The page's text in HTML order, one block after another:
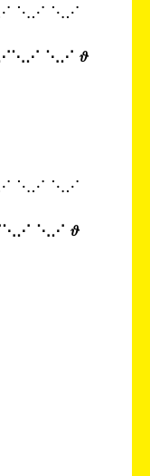
⋱⋰ ⋱⋰
⋱⋰ 𝜗
⋱⋰ ⋱⋰
⋱⋰ 𝜗